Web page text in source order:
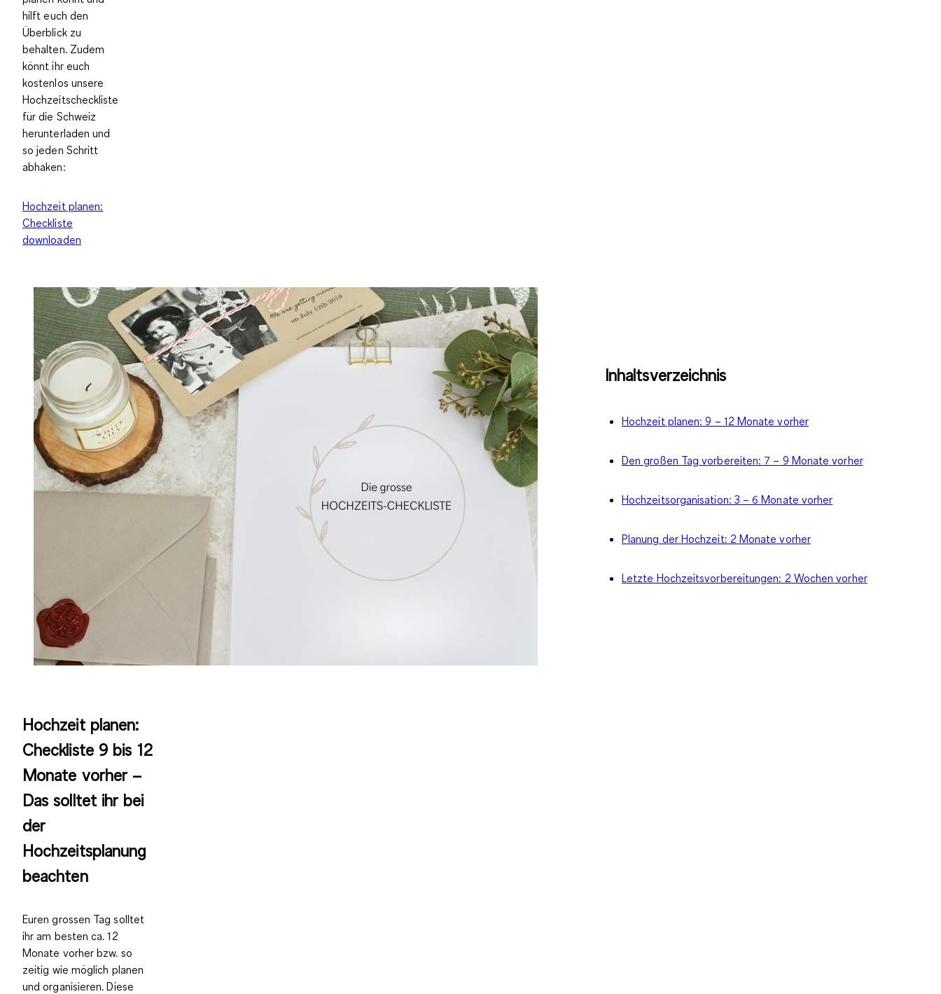
hilft euch den
Überblick zu
behalten. Zudem
könnt ihr euch
kostenlos unsere
Hochzeitscheckliste
für die Schweiz
herunterladen und
so jeden Schritt
abhaken:
Hochzeit planen:
Checkliste
downloaden
Inhaltsverzeichnis
Hochzeit planen: 9 – 12 Monate vorher
Den großen Tag vorbereiten: 7 – 9 Monate vorher
Hochzeitsorganisation: 3 – 6 Monate vorher
Planung der Hochzeit: 2 Monate vorher
Letzte Hochzeitsvorbereitungen: 2 Wochen vorher
Hochzeit planen:
Checkliste 9 bis 12
Monate vorher –
Das solltet ihr bei
der
Hochzeitsplanung
beachten
Euren grossen Tag solltet
ihram besten ca. 12
Monate vorher bzw. so
zeitig wie möglich planen
und organisieren. Diese